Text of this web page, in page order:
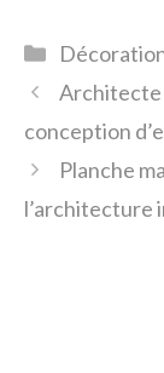
Catégories
Architecte
conception
Planche
l’architecture